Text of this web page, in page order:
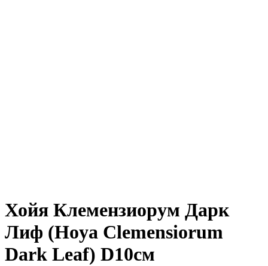
Хойя Клемензиорум Дарк
Лиф (Hoya Clemensiorum
Dark Leaf) D10см